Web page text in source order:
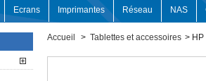
Ecrans Imprimantes Réseau NAS
Accueil > Tablettes et accessoires >